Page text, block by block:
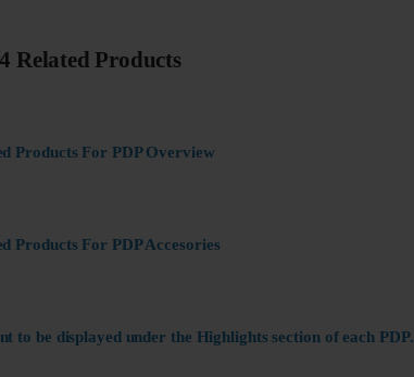
Related Products
Products For PDP Overview
Products For PDP Accesories
to be displayed under the Highlights section of each PDP.